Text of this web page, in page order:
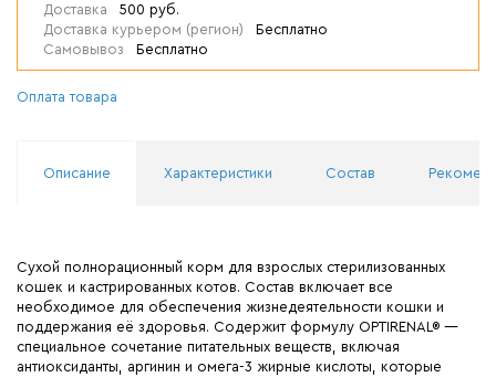
Доставка
500 руб.
Доставка курьером (регион)
Бесплатно
Самовывоз
Бесплатно
Оплата товара
Описание Характеристики Состав
Сухой полнорационный корм для взрослых стерилизованных
кошек и кастрированных котов. Состав включает все
необходимое для обеспечения жизнедеятельности кошки и
поддержания её здоровья. Содержит формулу OPTIRENAL® —
специальное сочетание питательных веществ, включая
антиоксиданты, аргинин и омега-3 жирные кислоты, которые